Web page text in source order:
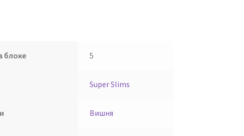
блоке 5
Super Slims
Вишня